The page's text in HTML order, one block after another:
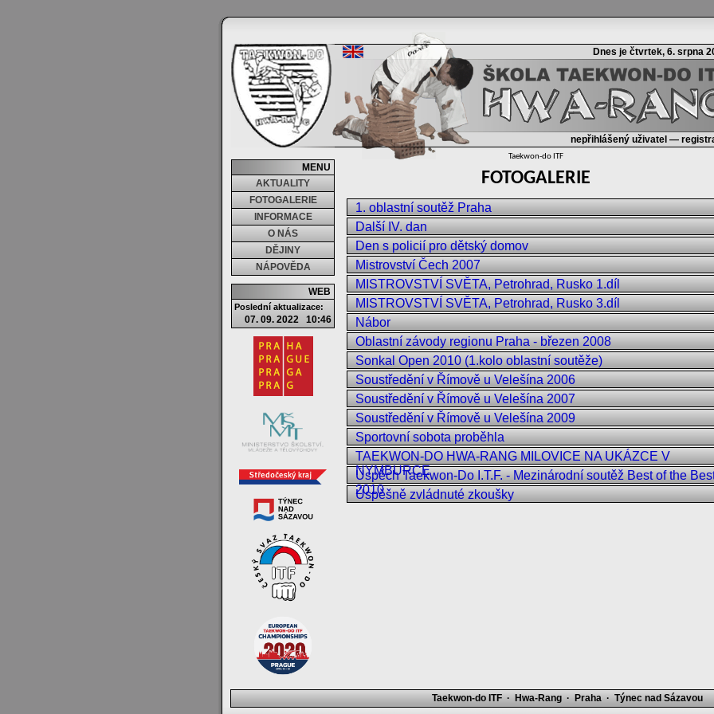
Dnes je čtvrtek, 6. srpna
nepřihlášený uživatel —
MENU
AKTUALITY
FOTOGALERIE
INFORMACE
O NÁS
DĚJINY
NÁPOVĚDA
WEB
Poslední aktualizace:
07. 09. 2022 10:46
Taekwon-do ITF
FOTOGALERIE
1. oblastní soutěž Praha
Další IV. dan
Den s policií pro dětský domov
Mistrovství Čech 2007
MISTROVSTVÍ SVĚTA, Petrohrad, Rusko 1.díl
MISTROVSTVÍ SVĚTA, Petrohrad, Rusko 3.díl
Nábor
Oblastní závody regionu Praha - březen 2008
Sonkal Open 2010 (1.kolo oblastní soutěže)
Soustředění v Římově u Velešína 2006
Soustředění v Římově u Velešína 2007
Soustředění v Římově u Velešína 2009
Sportovní sobota proběhla
TAEKWON-DO HWA-RANG MILOVICE NA UKÁZCE V
NYMBURCE
Úspěch Taekwon-Do I.T.F. - Mezinárodní soutěž Best of the
2010
Úspěšně zvládnuté zkoušky
Taekwon-do ITF · Hwa-Rang · Praha · Týnec nad Sázavou